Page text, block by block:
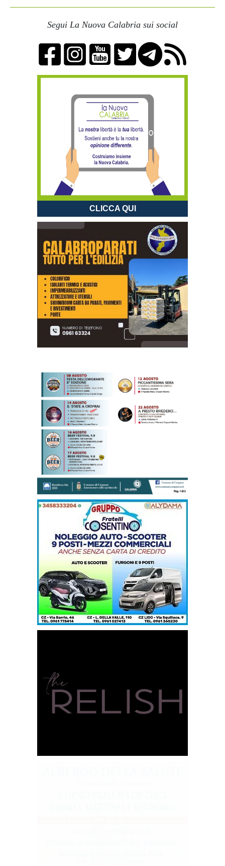
Segui La Nuova Calabria sui social
CLICCA QUI